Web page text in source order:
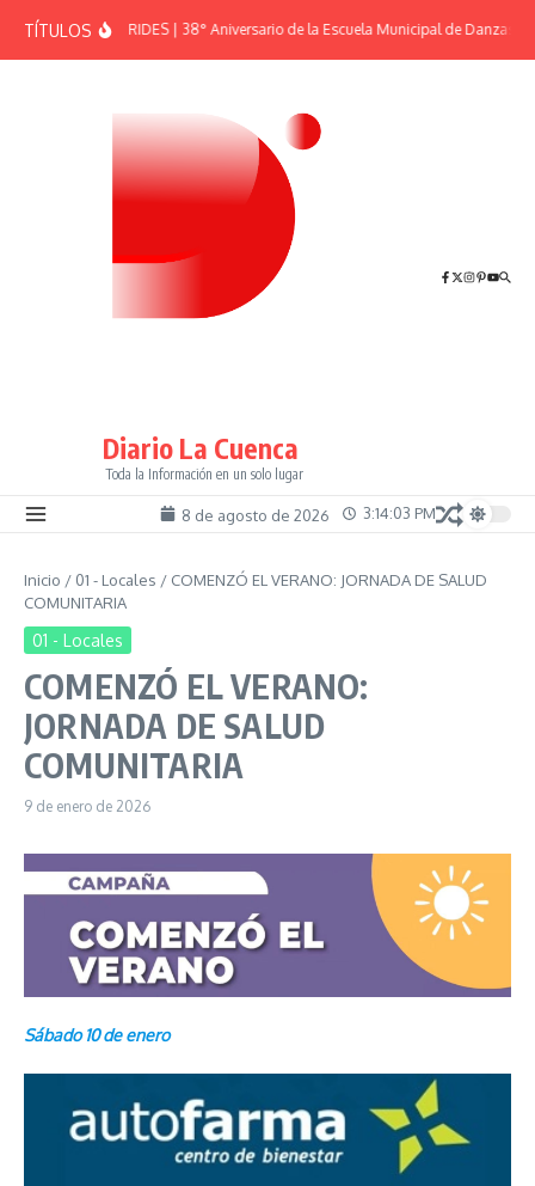
TÍTULOSEFEMÉRIDES | 38° Aniversario de la Escuela Municipal de Danzas “El
Diario La Cuenca
Toda la Información en un solo lugar
8 de agosto de 2026 3:14:04 PM
Inicio / 01 - Locales / COMENZÓ EL VERANO: JORNADA DE SALUD
COMUNITARIA
01 - Locales
COMENZÓ EL VERANO:
JORNADA DE SALUD
COMUNITARIA
9 de enero de 2026
Sábado 10 de enero